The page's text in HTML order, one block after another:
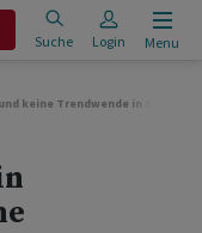
Suche Login Menu
keine Trendwende in Sicht